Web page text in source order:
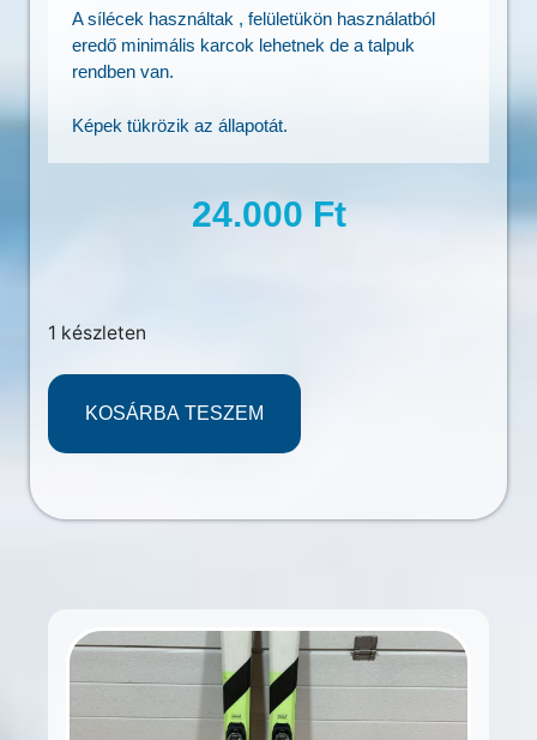
A sílécek használtak , felületükön használatból
eredő minimális karcok lehetnek de a talpuk
rendben van.
Képek tükrözik az állapotát.
24.000 Ft
1 készleten
KOSÁRBA TESZEM